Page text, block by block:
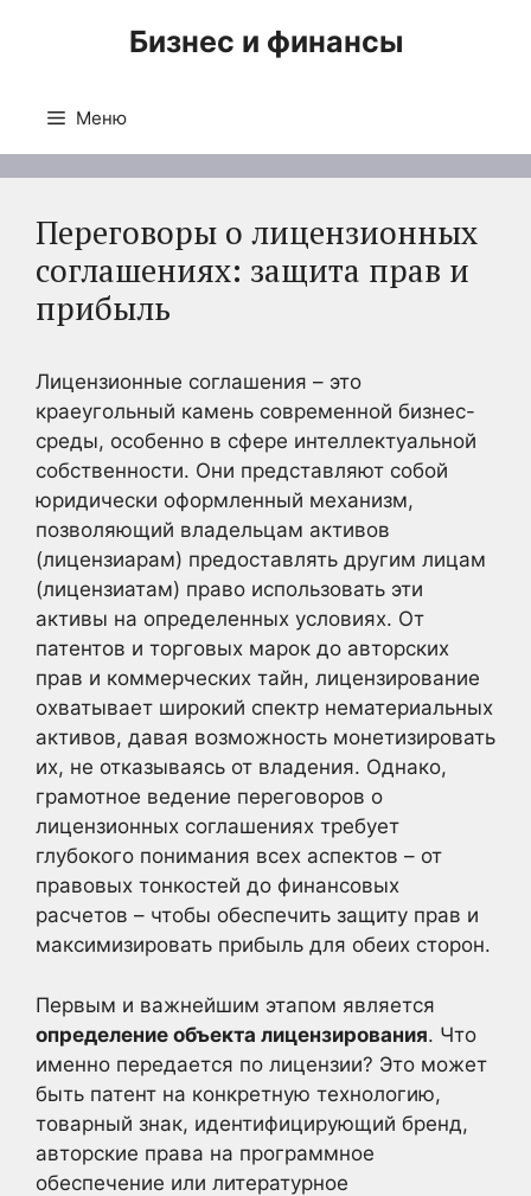
Бизнес и финансы
Меню
Переговоры о лицензионных
соглашениях: защита прав и
прибыль
Лицензионные соглашения – это
краеугольный камень современной бизнес-
среды, особенно в сфере интеллектуальной
собственности. Они представляют собой
юридически оформленный механизм,
позволяющий владельцам активов
(лицензиарам) предоставлять другим лицам
(лицензиатам) право использовать эти
активы на определенных условиях. От
патентов и торговых марок до авторских
прав и коммерческих тайн, лицензирование
охватывает широкий спектр нематериальных
активов, давая возможность монетизировать
их, не отказываясь от владения. Однако,
грамотное ведение переговоров о
лицензионных соглашениях требует
глубокого понимания всех аспектов – от
правовых тонкостей до финансовых
расчетов – чтобы обеспечить защиту прав и
максимизировать прибыль для обеих сторон.
Первым и важнейшим этапом является
определение объекта лицензирования. Что
именно передается по лицензии? Это может
быть патент на конкретную технологию,
товарный знак, идентифицирующий бренд,
авторские права на программное
обеспечение или литературное